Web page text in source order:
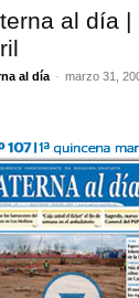
al día |
al día - marzo 31,